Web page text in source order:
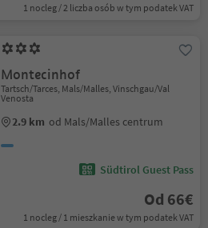
1 nocleg / 2 liczba osób w tym podatek VAT
Montecinhof
Tartsch/Tarces, Mals/Malles, Vinschgau/Val
Venosta
2.9 km od Mals/Malles centrum
Südtirol Guest Pass
Od 66€
1 nocleg / 1 mieszkanie w tym podatek VAT